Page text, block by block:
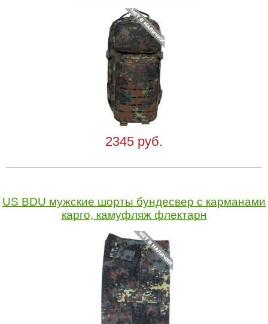
2345 руб.
US BDU мужские шорты бундесвер с карманами
карго, камуфляж флектарн